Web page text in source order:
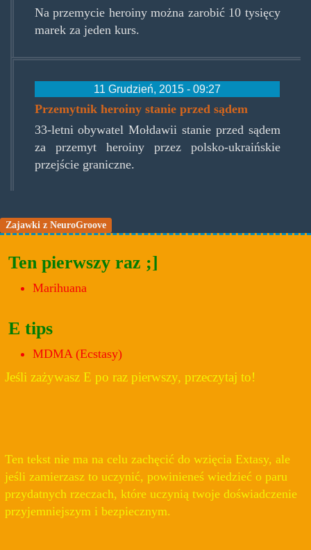
Na przemycie heroiny można zarobić 10 tysięcy
marek za jeden kurs.
11 Grudzień, 2015 - 09:27
Przemytnik heroiny stanie przed sądem
33-letni obywatel Mołdawii stanie przed sądem
za przemyt heroiny przez polsko-ukraińskie
przejście graniczne.
Zajawki z NeuroGroove
Ten pierwszy raz ;]
Marihuana
E tips
MDMA (Ecstasy)
Jeśli zażywasz E po raz pierwszy, przeczytaj to!
Ten tekst nie ma na celu zachęcić do wzięcia Extasy, ale
jeśli zamierzasz to uczynić, powinieneś wiedzieć o paru
przydatnych rzeczach, które uczynią twoje doświadczenie
przyjemniejszym i bezpiecznym.